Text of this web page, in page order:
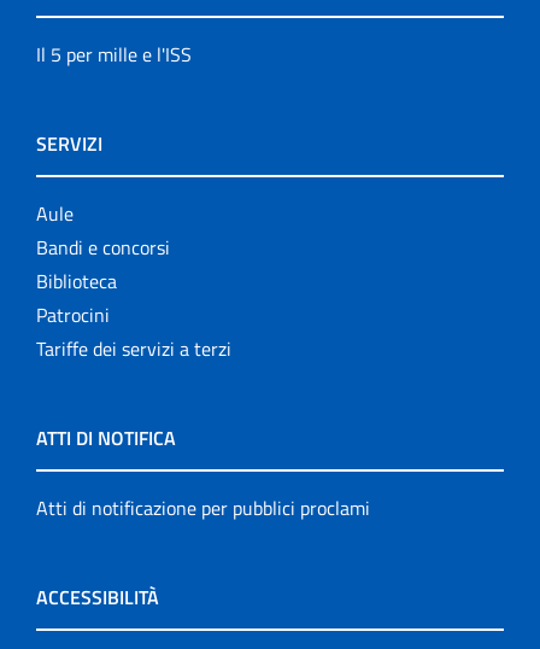
Il 5 per mille e l'ISS
SERVIZI
Aule
Bandi e concorsi
Biblioteca
Patrocini
Tariffe dei servizi a terzi
ATTI DI NOTIFICA
Atti di notificazione per pubblici proclami
ACCESSIBILITÀ